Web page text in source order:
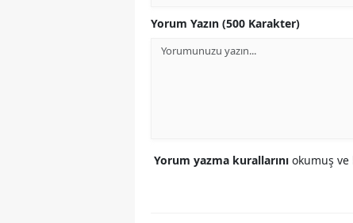
Yorum Yazın (500 Karakter)
Yorum yazma kurallarını okumuş ve